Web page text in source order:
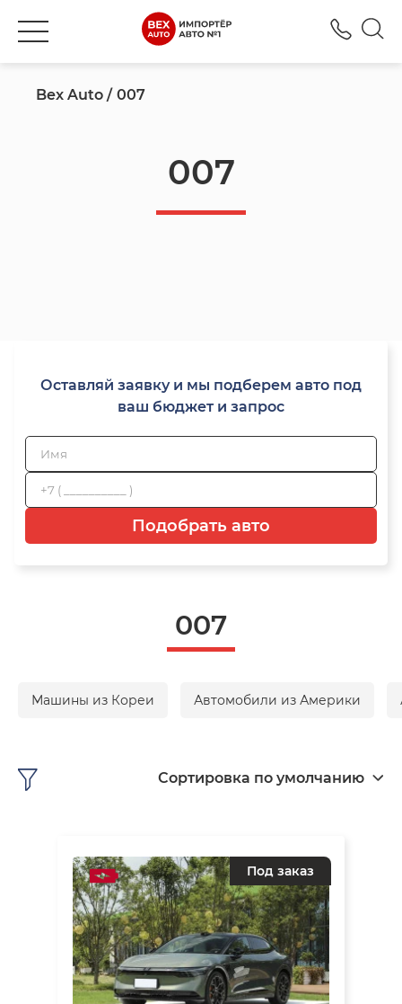
Bex Auto 007
007
Оставляй заявку и мы подберем авто под
ваш бюджет и запрос
Подобрать авто
007
Машины из Кореи Автомобили из Америки
Сортировка по умолчанию
Под заказ